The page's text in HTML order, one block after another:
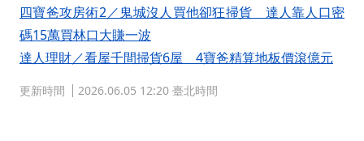
四寶爸攻房術2／鬼城沒人買他卻狂掃貨 達人靠人口密
碼15萬買林口大賺一波
達人理財／看屋千間掃貨6屋 4寶爸精算地板價滾億元
更新時間 2026.06.05 12:20 臺北時間